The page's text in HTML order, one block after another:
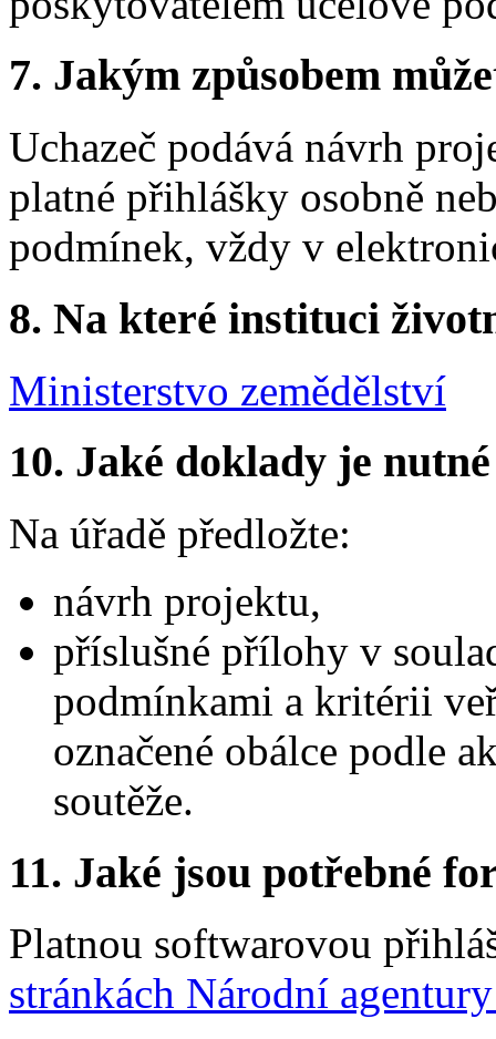
7. Jakým způsobem
Uchazeč podává návrh
platné přihlášky osobně
podmínek, vždy v
8. Na které instituci
Ministerstvo zemědělství
10. Jaké doklady je
Na úřadě předložte:
návrh projektu,
příslušné přílohy v
podmínkami a kritérii
označené obálce podle
soutěže.
11. Jaké jsou potřebné
Platnou softwarovou
stránkách Národní